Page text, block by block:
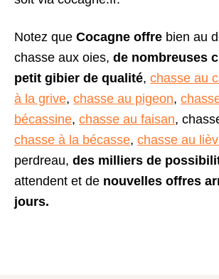
Notez que Cocagne offre bien au
chasse aux oies, de nombreuses
petit gibier de qualité, chasse au
à la grive, chasse au pigeon,
bécassine, chasse au faisan,
chasse à la bécasse, chasse au
perdreau, des milliers de
attendent et de nouvelles offres
jours.